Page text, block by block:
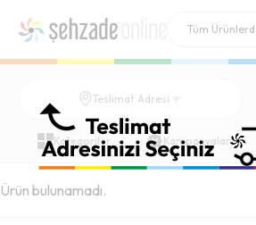
Teslimat Adresi
Kategoriler Kampanyalar
Ürün bulunamadı.